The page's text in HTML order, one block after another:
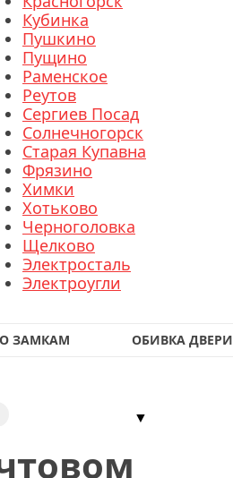
Кубинка
Пушкино
Пущино
Раменское
Реутов
Сергиев Посад
Солнечногорск
Старая Купавна
Фрязино
Химки
Хотьково
Черноголовка
Щелково
Электросталь
Электроугли
ЗАМКАМ ОБИВКА ДВЕРИ
▼